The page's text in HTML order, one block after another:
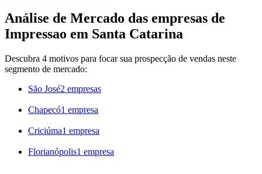
Análise de Mercado das empresas de
Impressao em Santa Catarina
Descubra 4 motivos para focar sua prospecção de vendas neste
segmento de mercado:
São José2 empresas
Chapecó1 empresa
Criciúma1 empresa
Florianópolis1 empresa